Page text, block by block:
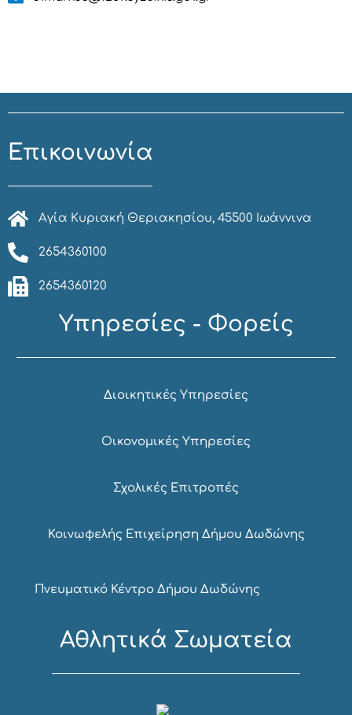
Επικοινωνία
Αγία Κυριακή Θεριακησίου, 45500 Ιωάννινα
2654360100
2654360120
Υπηρεσίες - Φορείς
Διοικητικές Υπηρεσίες
Οικονομικές Υπηρεσίες
Σχολικές Επιτροπές
Κοινωφελής Επιχείρηση Δήμου Δωδώνης
Πνευματικό Κέντρο Δήμου Δωδώνης
Αθλητικά Σωματεία